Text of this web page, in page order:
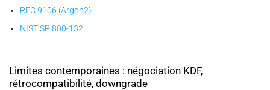
RFC 9106 (Argon2)
NIST SP 800-132
Limites contemporaines : négociation KDF,
rétrocompatibilité, downgrade